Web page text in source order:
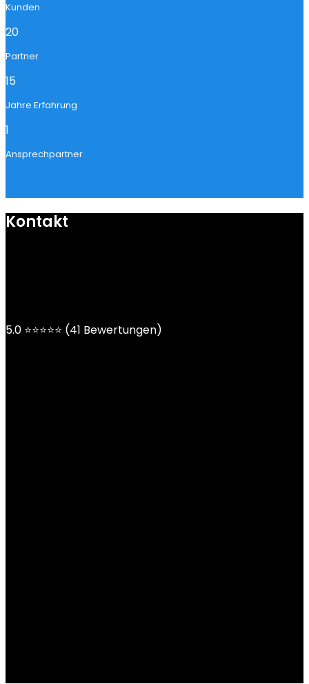
Kunden
20
Partner
15
Jahre Erfahrung
1
Ansprechpartner
Kontakt
5.0 ⭐⭐⭐⭐⭐ (41 Bewertungen)